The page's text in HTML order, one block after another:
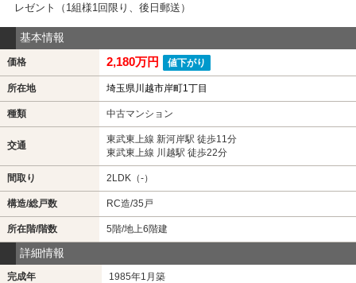
レゼント（1組様1回限り、後日郵送）
基本情報
価格 2,180万円 値下がり
所在地 埼玉県川越市岸町1丁目
種類 中古マンション
交通
東武東上線 新河岸駅 徒歩11分
東武東上線 川越駅 徒歩22分
間取り 2LDK（-）
構造/総戸数 RC造/35戸
所在階/階数 5階/地上6階建
詳細情報
完成年 1985年1月築